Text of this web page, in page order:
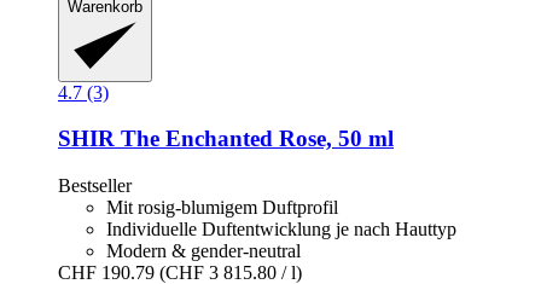
Warenkorb
4.7 (3)
SHIR The Enchanted Rose, 50 ml
Bestseller
Mit rosig-blumigem Duftprofil
Individuelle Duftentwicklung je nach Hauttyp
Modern & gender-neutral
CHF 190.79 (CHF 3 815.80 / l)